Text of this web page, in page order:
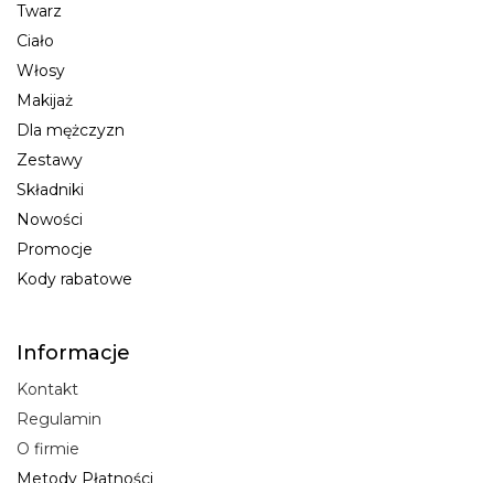
Twarz
Ciało
Włosy
Makijaż
Dla mężczyzn
Zestawy
Składniki
Nowości
Promocje
Kody rabatowe
Informacje
Kontakt
Regulamin
O firmie
Metody Płatności